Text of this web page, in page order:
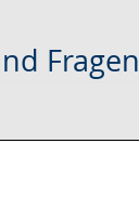
Fragen